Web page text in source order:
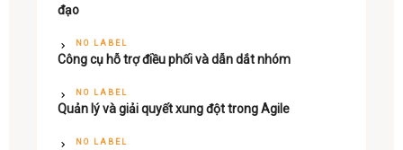
đạo
NO LABEL
Công cụ hỗ trợ điều phối và dẫn dắt nhóm
NO LABEL
Quản lý và giải quyết xung đột trong Agile
NO LABEL